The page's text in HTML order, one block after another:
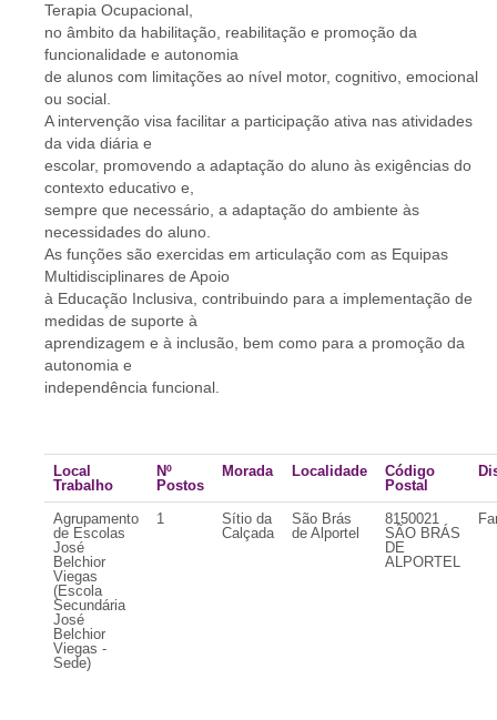
Terapia Ocupacional,
no âmbito da habilitação, reabilitação e promoção da
funcionalidade e autonomia
de alunos com limitações ao nível motor, cognitivo, emocional
ou social.
A intervenção visa facilitar a participação ativa nas atividades
da vida diária e
escolar, promovendo a adaptação do aluno às exigências do
contexto educativo e,
sempre que necessário, a adaptação do ambiente às
necessidades do aluno.
As funções são exercidas em articulação com as Equipas
Multidisciplinares de Apoio
à Educação Inclusiva, contribuindo para a implementação de
medidas de suporte à
aprendizagem e à inclusão, bem como para a promoção da
autonomia e
independência funcional.
Local
Trabalho
Nº
Postos
Morada Localidade
Código
Postal
Agrupamento
de Escolas
José
Belchior
Viegas
(Escola
Secundária
José
Belchior
Viegas -
Sede)
1
Sítio da
Calçada
São Brás
de Alportel
8150021
SÃO BRÁS
DE
ALPORTEL